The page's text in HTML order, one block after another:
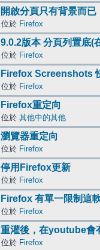
開啟分頁只有背景而已
位於 Firefox
9.0.2版本 分頁列置底(
位於 Firefox
Firefox Screenshots
位於 Firefox
Firefox重定向
位於 其他中的其他
瀏覽器重定向
位於 Firefox
停用Firefox更新
位於 Firefox
Firefox 有單一限制這
位於 Firefox
重灌後，在youtube會
位於 Firefox